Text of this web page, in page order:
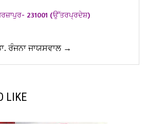
231001 (ਉੱਤਰਪ੍ਰਦੇਸ਼)
ਰੰਜਨਾ ਜਾਯਸਵਾਲ →
LIKE